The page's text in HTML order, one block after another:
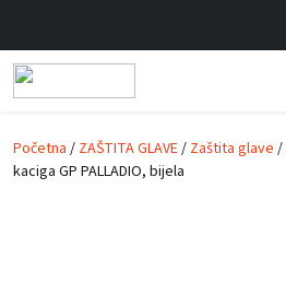
Prijeđi na glavni sadržaj
Početna / ZAŠTITA GLAVE/ Zaštita glave /
kaciga GP PALLADIO, bijela